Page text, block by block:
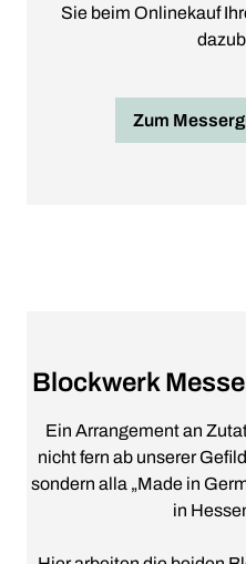
Sie beim Onlinekauf
Zum
Blockwerk
Ein Arrangement an
nicht fern ab unserer
sondern alla „Made in
in